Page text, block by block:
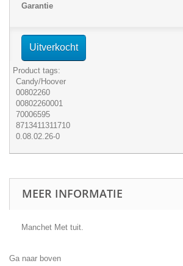
Garantie
Uitverkocht
Product tags:
Candy/Hoover
00802260
00802260001
70006595
8713411311710
0.08.02.26-0
MEER INFORMATIE
Manchet Met tuit.
Ga naar boven